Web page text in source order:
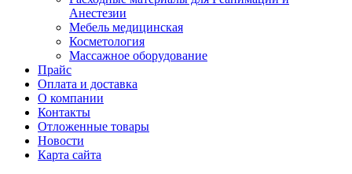
Анестезии
Мебель медицинская
Косметология
Массажное оборудование
Прайс
Оплата и доставка
О компании
Контакты
Отложенные товары
Новости
Карта сайта